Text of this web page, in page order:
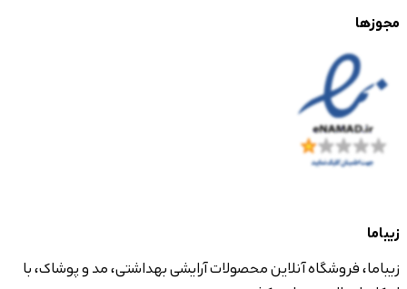
مجوزها
زیباما
زیباما، فروشگاه آنلاین محصولات آرایشی بهداشتی، مد و پوشاک، با